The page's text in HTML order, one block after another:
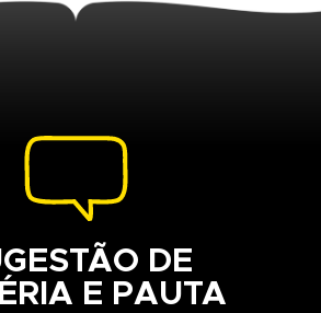
DE
E PAUTA